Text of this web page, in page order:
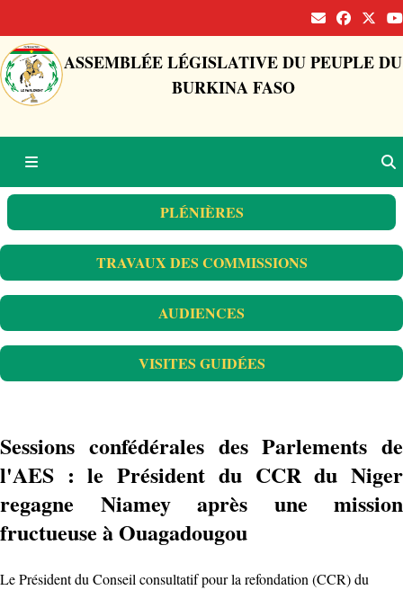
ASSEMBLÉE LÉGISLATIVE DU PEUPLE DU
BURKINA FASO
PLÉNIÈRES
TRAVAUX DES COMMISSIONS
AUDIENCES
VISITES GUIDÉES
Sessions confédérales des Parlements de
l'AES : le Président du CCR du Niger
regagne Niamey après une mission
fructueuse à Ouagadougou
Le Président du Conseil consultatif pour la refondation (CCR) du